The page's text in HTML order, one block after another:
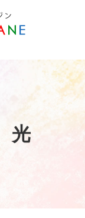
光